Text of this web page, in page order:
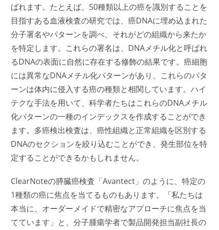
ばれます。たとえば、50種類以上の癌を識別することを
目指すある血液検査の研究では、癌DNAに埋め込まれた
分子署名やパターンを調べ、それがどの組織から来たか
を特定します。これらの署名は、DNAメチル化と呼ばれ
るDNAの表面に自然に存在する修飾の結果です。癌細胞
には異常なDNAメチル化パターンがあり、これらのパタ
ーンは体内に侵入する癌の種類と相関しています。ハイ
テクな手法を用いて、科学者たちはこれらのDNAメチル
化パターンの一種のインデックスを作成することができ
ます。多癌検出検査は、癌性組織と正常組織を区別する
DNAのセクションを絞り込むことができ、発生部位を特
定することができるかもしれません。
ClearNoteの膵臓癌検査「Avantect」のように、特定の
1種類の癌に焦点を当てるものもあります。「私たちは
本当に、オーダーメイドで精密なアプローチに焦点を当
てています」と、分子腫瘍学者で製品開発担当副社長の